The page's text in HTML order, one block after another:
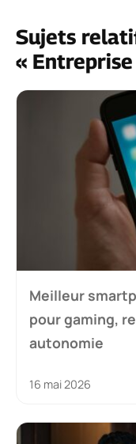
Sujets
«
Meilleur
pour gaming,
autonomie
16 mai 2026